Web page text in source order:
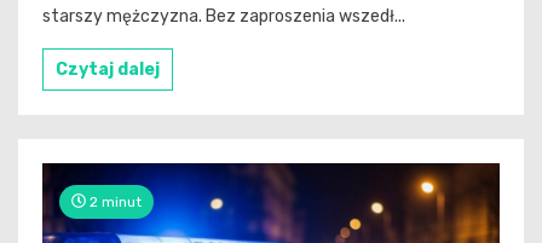
starszy mężczyzna. Bez zaproszenia wszedł...
Czytaj dalej
2 minut